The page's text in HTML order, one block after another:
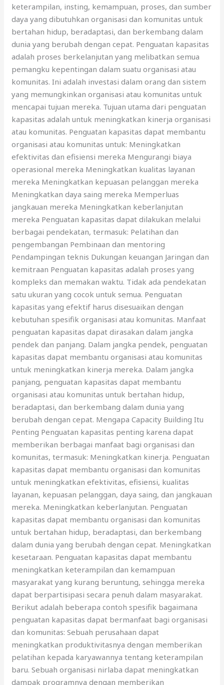
keterampilan, insting, kemampuan, proses, dan sumber
daya yang dibutuhkan organisasi dan komunitas untuk
bertahan hidup, beradaptasi, dan berkembang dalam
dunia yang berubah dengan cepat. Penguatan kapasitas
adalah proses berkelanjutan yang melibatkan semua
pemangku kepentingan dalam suatu organisasi atau
komunitas. Ini adalah investasi dalam orang dan sistem
yang memungkinkan organisasi atau komunitas untuk
mencapai tujuan mereka. Tujuan utama dari penguatan
kapasitas adalah untuk meningkatkan kinerja organisasi
atau komunitas. Penguatan kapasitas dapat membantu
organisasi atau komunitas untuk: Meningkatkan
efektivitas dan efisiensi mereka Mengurangi biaya
operasional mereka Meningkatkan kualitas layanan
mereka Meningkatkan kepuasan pelanggan mereka
Meningkatkan daya saing mereka Memperluas
jangkauan mereka Meningkatkan keberlanjutan
mereka Penguatan kapasitas dapat dilakukan melalui
berbagai pendekatan, termasuk: Pelatihan dan
pengembangan Pembinaan dan mentoring
Pendampingan teknis Dukungan keuangan Jaringan dan
kemitraan Penguatan kapasitas adalah proses yang
kompleks dan memakan waktu. Tidak ada pendekatan
satu ukuran yang cocok untuk semua. Penguatan
kapasitas yang efektif harus disesuaikan dengan
kebutuhan spesifik organisasi atau komunitas. Manfaat
penguatan kapasitas dapat dirasakan dalam jangka
pendek dan panjang. Dalam jangka pendek, penguatan
kapasitas dapat membantu organisasi atau komunitas
untuk meningkatkan kinerja mereka. Dalam jangka
panjang, penguatan kapasitas dapat membantu
organisasi atau komunitas untuk bertahan hidup,
beradaptasi, dan berkembang dalam dunia yang
berubah dengan cepat. Mengapa Capacity Building Itu
Penting Penguatan kapasitas penting karena dapat
memberikan berbagai manfaat bagi organisasi dan
komunitas, termasuk: Meningkatkan kinerja. Penguatan
kapasitas dapat membantu organisasi dan komunitas
untuk meningkatkan efektivitas, efisiensi, kualitas
layanan, kepuasan pelanggan, daya saing, dan jangkauan
mereka. Meningkatkan keberlanjutan. Penguatan
kapasitas dapat membantu organisasi dan komunitas
untuk bertahan hidup, beradaptasi, dan berkembang
dalam dunia yang berubah dengan cepat. Meningkatkan
kesetaraan. Penguatan kapasitas dapat membantu
meningkatkan keterampilan dan kemampuan
masyarakat yang kurang beruntung, sehingga mereka
dapat berpartisipasi secara penuh dalam masyarakat.
Berikut adalah beberapa contoh spesifik bagaimana
penguatan kapasitas dapat bermanfaat bagi organisasi
dan komunitas: Sebuah perusahaan dapat
meningkatkan produktivitasnya dengan memberikan
pelatihan kepada karyawannya tentang keterampilan
baru. Sebuah organisasi nirlaba dapat meningkatkan
dampak programnya dengan memberikan